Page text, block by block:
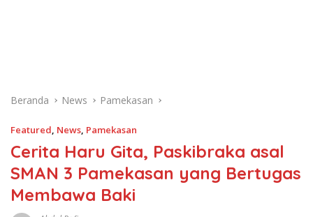
Beranda News Pamekasan
Featured, News, Pamekasan
Cerita Haru Gita, Paskibraka asal
SMAN 3 Pamekasan yang Bertugas
Membawa Baki